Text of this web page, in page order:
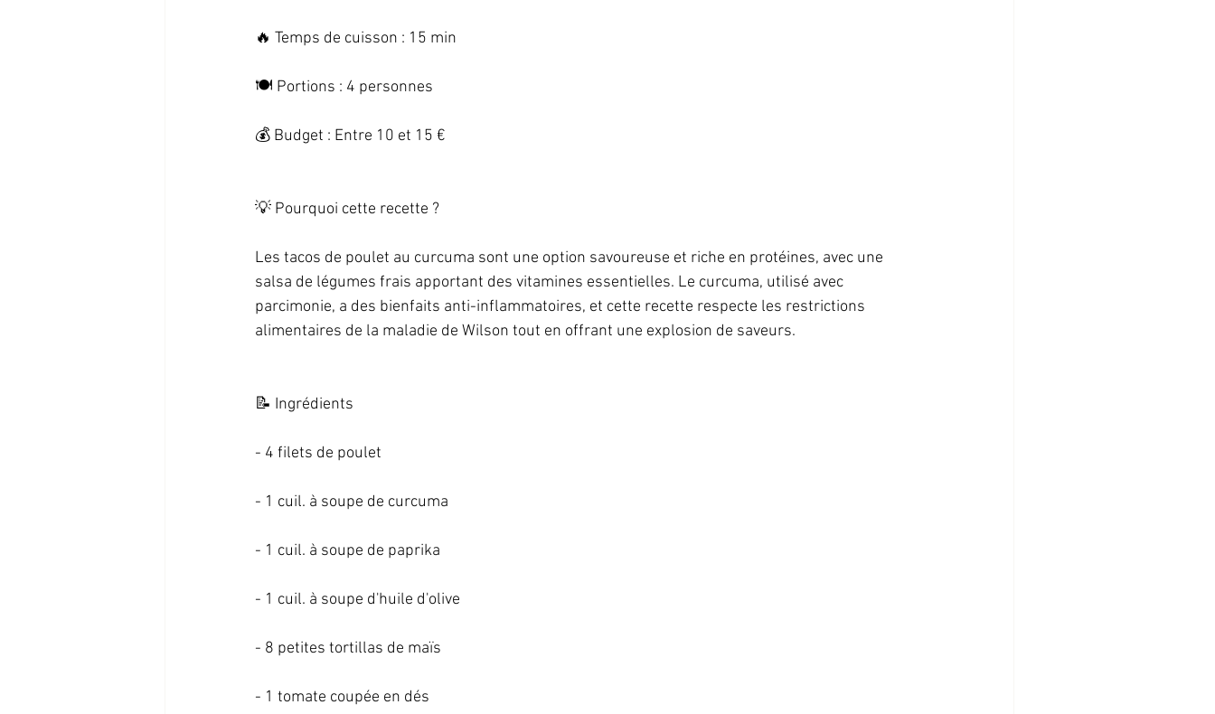
🔥 Temps de cuisson : 15 min
🍽️ Portions : 4 personnes
💰 Budget : Entre 10 et 15 €
💡 Pourquoi cette recette ?
Les tacos de poulet au curcuma sont une option savoureuse et riche en protéines, avec une
salsa de légumes frais apportant des vitamines essentielles. Le curcuma, utilisé avec
parcimonie, a des bienfaits anti-inflammatoires, et cette recette respecte les restrictions
alimentaires de la maladie de Wilson tout en offrant une explosion de saveurs.
📝 Ingrédients
- 4 filets de poulet
- 1 cuil. à soupe de curcuma
- 1 cuil. à soupe de paprika
- 1 cuil. à soupe d'huile d'olive
- 8 petites tortillas de maïs
- 1 tomate coupée en dés